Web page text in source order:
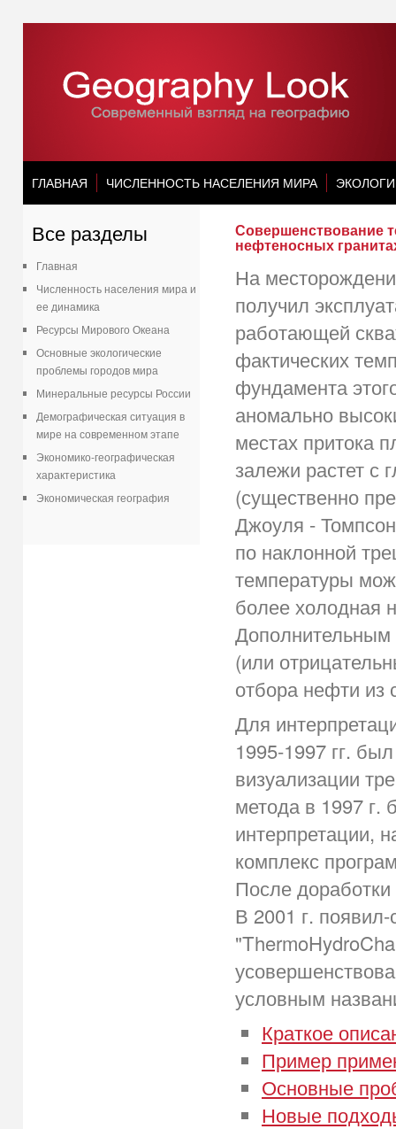
ГЛАВНАЯ ЧИСЛЕННОСТЬ НАСЕЛЕНИЯ МИРА
Все разделы
Главная
Численность населения мира и
ее динамика
Ресурсы Мирового Океана
Основные экологические
проблемы городов мира
Минеральные ресурсы России
Демографическая ситуация в
мире на современном этапе
Экономико-географическая
характеристика
Экономическая география
Совершенствование
нефтеносных
На
получил
работающей
фактических
фундамента
аномально
местах притока
залежи растет с
(существенно
Джоуля -
по наклонной
температуры
более холодная
Дополнительным
(или
отбора нефти из
Для
1995-1997 гг.
визуализации
метода в 1997 г.
интерпретации,
комплекс
После
В 2001 г.
условным
Краткое
Пример
Основные
Новые